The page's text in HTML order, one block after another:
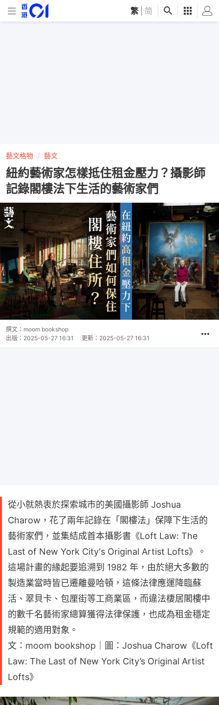
繁 简
藝文格物 藝文
紐約藝術家怎樣抵住租金壓力？攝影師
記錄閣樓法下生活的藝術家們
撰文： moom bookshop
出版： 2025-05-27 16:31 更新： 2025-05-27 16:31
從小就熱衷於探索城市的美國攝影師 Joshua
Charow，花了兩年記錄在「閣樓法」保障下生活的
藝術家們，並集結成首本攝影書《Loft Law: The
Last of New York City's Original Artist Lofts》。
這場計畫的緣起要追溯到 1982 年，由於絕大多數的
製造業當時皆已遷離曼哈頓，這條法律應運降臨蘇
活、翠貝卡、包厘街等工商業區，而違法棲居閣樓中
的數千名藝術家總算獲得法律保護，也成為租金穩定
規範的適用對象。
文：moom bookshop｜圖：Joshua Charow《Loft
Law: The Last of New York City’s Original Artist
Lofts》